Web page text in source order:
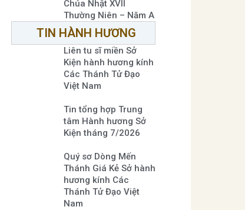
Chúa Nhật XVII
Thường Niên – Năm A
TIN HÀNH HƯƠNG
Liên tu sĩ miền Sở
Kiện hành hương kính
Các Thánh Tử Đạo
Việt Nam
Tin tổng hợp Trung
tâm Hành hương Sở
Kiện tháng 7/2026
Quý sơ Dòng Mến
Thánh Giá Kẻ Sở hành
hương kính Các
Thánh Tử Đạo Việt
Nam